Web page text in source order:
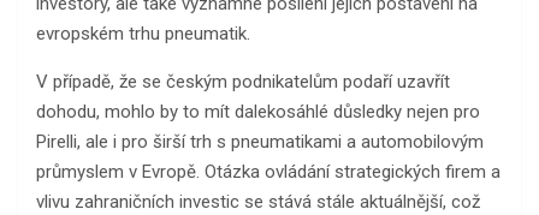
evropském trhu pneumatik.
V případě, že se českým podnikatelům podaří uzavřít
dohodu, mohlo by to mít dalekosáhlé důsledky nejen pro
Pirelli, ale i pro širší trh s pneumatikami a automobilovým
průmyslem v Evropě. Otázka ovládání strategických firem a
vlivu zahraničních investic se stává stále aktuálnější, což